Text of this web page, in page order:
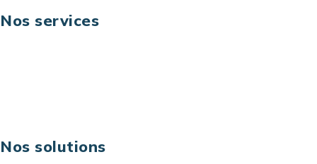
Nos services
Nos solutions